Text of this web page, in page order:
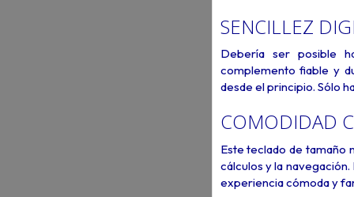
SENCILLEZ
Debería ser posible
complemento fiable y
desde el principio. Sólo
COMODIDAD
Este teclado de tamaño
cálculos y la
experiencia cómoda y